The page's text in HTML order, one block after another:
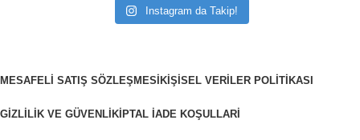
Instagram da Takip!
MESAFELI SATIŞ SÖZLEŞMESI KIŞISEL VERILER POLITIKASI
GIZLILIK VE GÜVENLIK İPTAL İADE KOŞULLARI